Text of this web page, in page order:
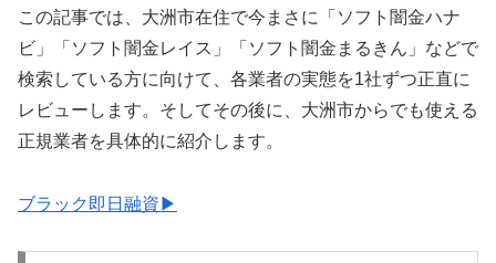
この記事では、大洲市在住で今まさに「ソフト闇金ハナ
ビ」「ソフト闇金レイス」「ソフト闇金まるきん」などで
検索している方に向けて、各業者の実態を1社ずつ正直に
レビューします。そしてその後に、大洲市からでも使える
正規業者を具体的に紹介します。
ブラック即日融資▶